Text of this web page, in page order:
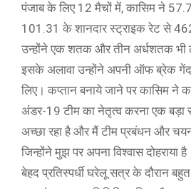
पंजाब के लिए 12 मैचों में, कासिम ने
101.31 के शानदार स्ट्राइक रेट से
उन्होंने एक शतक और तीन अर्धशतक भी
इसके अलावा उन्होंने अपनी ऑफ ब्रेक
लिए। कप्तान बनाये जाने पर कासिम ने
अंडर-19 टीम का नेतृत्व करना एक बड़ा
अच्छा रहा है और मैं टीम प्रबंधन और
जिन्होंने मुझ पर अपना विश्वास दोहराया
बेहद प्रतिस्पर्धी घरेलू सत्र के दौरान